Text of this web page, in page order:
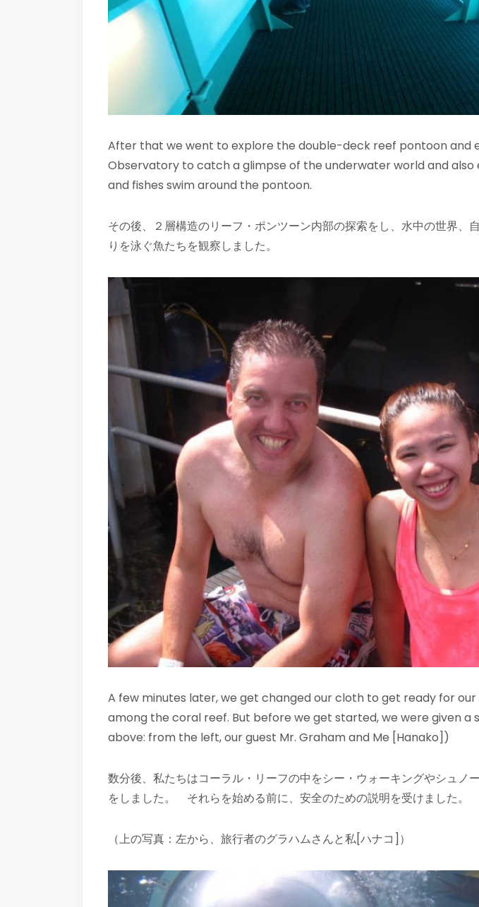
After that we went to explore the double-deck reef pontoon and
Observatory to catch a glimpse of the underwater world and
and fishes swim around the pontoon.
その後、２層構造のリーフ・ポンツーン内部の探索をし、水中の世界、
りを泳ぐ魚たちを観察しました。
A few minutes later, we get changed our cloth to get ready for our
among the coral reef. But before we get started, we were given a
above: from the left, our guest Mr. Graham and Me [Hanako])
数分後、私たちはコーラル・リーフの中をシー・ウォーキングやシュノ
をしました。 それらを始める前に、安全のための説明を受けました。
（上の写真：左から、旅行者のグラハムさんと私[ハナコ]）